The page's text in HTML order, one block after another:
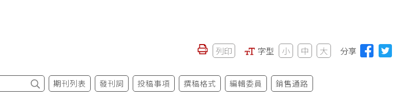
列印 字型 小 中 大 分享
期刊列表 發刊詞 投稿事項 撰稿格式 編輯委員 銷售通路